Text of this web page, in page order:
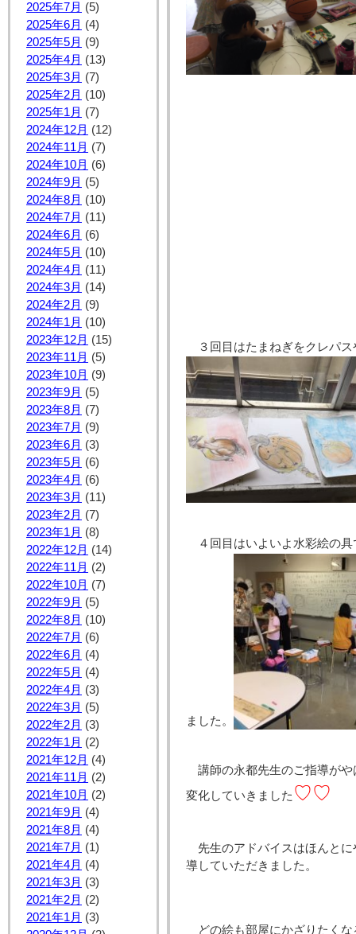
2025年7月 (5)
2025年6月 (4)
2025年5月 (9)
2025年4月 (13)
2025年3月 (7)
2025年2月 (10)
2025年1月 (7)
2024年12月 (12)
2024年11月 (7)
2024年10月 (6)
2024年9月 (5)
2024年8月 (10)
2024年7月 (11)
2024年6月 (6)
2024年5月 (10)
2024年4月 (11)
2024年3月 (14)
2024年2月 (9)
2024年1月 (10)
2023年12月 (15)
2023年11月 (5)
2023年10月 (9)
2023年9月 (5)
2023年8月 (7)
2023年7月 (9)
2023年6月 (3)
2023年5月 (6)
2023年4月 (6)
2023年3月 (11)
2023年2月 (7)
2023年1月 (8)
2022年12月 (14)
2022年11月 (2)
2022年10月 (7)
2022年9月 (5)
2022年8月 (10)
2022年7月 (6)
2022年6月 (4)
2022年5月 (4)
2022年4月 (3)
2022年3月 (5)
2022年2月 (3)
2022年1月 (2)
2021年12月 (4)
2021年11月 (2)
2021年10月 (2)
2021年9月 (4)
2021年8月 (4)
2021年7月 (1)
2021年4月 (4)
2021年3月 (3)
2021年2月 (2)
2021年1月 (3)
３回目はたまねぎをクレパ
４回目はいよいよ水彩絵の
ました。
講師の永都先生のご指導が
変化していきました ♡♡
先生のアドバイスはほんと
導していただきました。
どの絵も部屋にかざりたく